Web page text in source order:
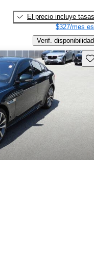
El precio incluye tasas
$327/mes
Verif. disponibilidad